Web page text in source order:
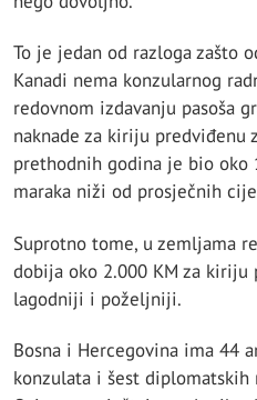
To je jedan od razloga zašto
Kanadi nema konzularnog
redovnom izdavanju pasoša
naknade za kiriju predviđenu
prethodnih godina je bio oko
maraka niži od prosječnih
Suprotno tome, u zemljama
dobija oko 2.000 KM za
lagodniji i poželjniji.
Bosna i Hercegovina ima 44
konzulata i šest